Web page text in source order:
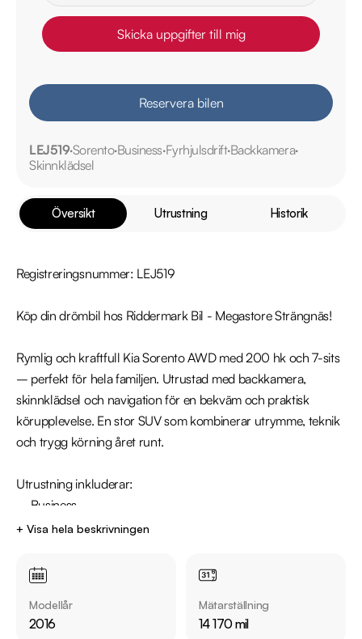
Skicka uppgifter till mig
Reservera bilen
LEJ519SorentoBusiness FyrhjulsdriftBackkamera
Skinnklädsel
Översikt Utrustning Historik
Registreringsnummer: LEJ519
Köp din drömbil hos Riddermark Bil - Megastore Strängnäs!
Rymlig och kraftfull Kia Sorento AWD med 200 hk och 7-sits
– perfekt för hela familjen. Utrustad med backkamera,
skinnklädsel och navigation för en bekväm och praktisk
körupplevelse. En stor SUV som kombinerar utrymme, teknik
och trygg körning året runt.
Utrustning inkluderar:
  - Fyrhjulsdrift
+ Visa hela beskrivningen
Modellår
2016
Mätarställning
14 170 mil